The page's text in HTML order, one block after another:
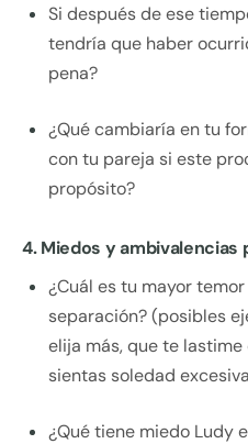
Si después de ese
tendría que haber
pena?
¿Qué cambiaría en tu
con tu pareja si este
propósito?
4. Miedos y ambivalencias
¿Cuál es tu mayor
separación? (posibles
elija más, que te
sientas soledad
¿Qué tiene miedo Ludy